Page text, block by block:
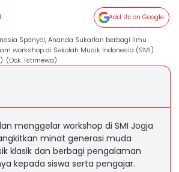
Add Us on Google
Spanyol, Ananda Sukarlan berbagi ilmu
workshop di Sekolah Musik Indonesia (SMI)
(Dok. Istimewa)
menggelar workshop di SMI Jogja
minat generasi muda
klasik dan berbagi pengalaman
kepada siswa serta pengajar.